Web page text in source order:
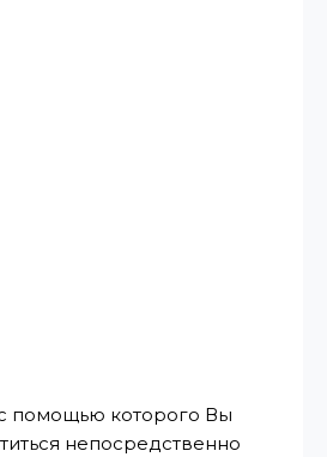
помощью которого Вы
непосредственно